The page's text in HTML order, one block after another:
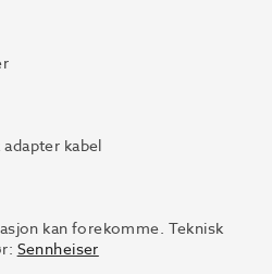
kabel
kan forekomme. Teknisk
Sennheiser